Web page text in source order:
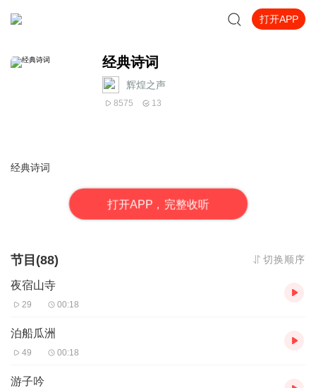
打开APP
经典诗词
辉煌之声
8575 13
经典诗词
打开APP，完整收听
节目(88) 切换顺序
夜宿山寺
29 00:18
泊船瓜洲
49 00:18
游子吟